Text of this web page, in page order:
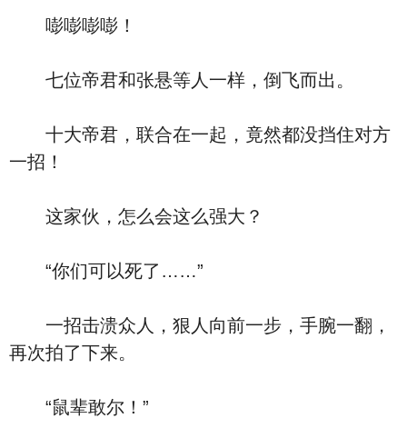
嘭嘭嘭嘭！
七位帝君和张悬等人一样，倒飞而出。
十大帝君，联合在一起，竟然都没挡住对方
一招！
这家伙，怎么会这么强大？
“你们可以死了……”
一招击溃众人，狠人向前一步，手腕一翻，
再次拍了下来。
“鼠辈敢尔！”